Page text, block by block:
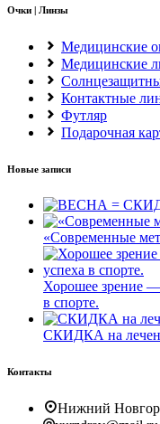
Очки | Линзы
Медицинские
Медицинские
Контактные
Футляр
Подарочная
Новые записи
«Современные
Хорошее зрение —
в спорте.
СКИДКА на
Контакты
Нижний